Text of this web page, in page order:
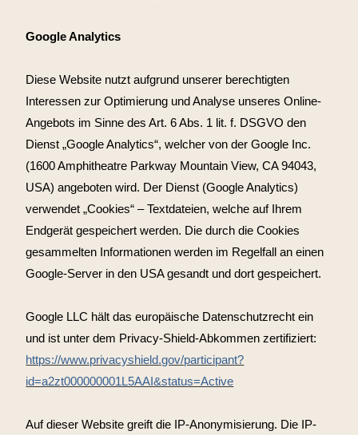
Google Analytics
Diese Website nutzt aufgrund unserer berechtigten
Interessen zur Optimierung und Analyse unseres Online-
Angebots im Sinne des Art. 6 Abs. 1 lit. f. DSGVO den
Dienst „Google Analytics“, welcher von der Google Inc.
(1600 Amphitheatre Parkway Mountain View, CA 94043,
USA) angeboten wird. Der Dienst (Google Analytics)
verwendet „Cookies“ – Textdateien, welche auf Ihrem
Endgerät gespeichert werden. Die durch die Cookies
gesammelten Informationen werden im Regelfall an einen
Google-Server in den USA gesandt und dort gespeichert.
Google LLC hält das europäische Datenschutzrecht ein
und ist unter dem Privacy-Shield-Abkommen zertifiziert:
https://www.privacyshield.gov/participant?
id=a2zt000000001L5AAI&status=Active
Auf dieser Website greift die IP-Anonymisierung. Die IP-